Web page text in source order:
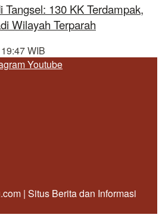
Tangsel: 130 KK Terdampak,
Wilayah Terparah
WIB
Youtube
| Situs Berita dan Informasi